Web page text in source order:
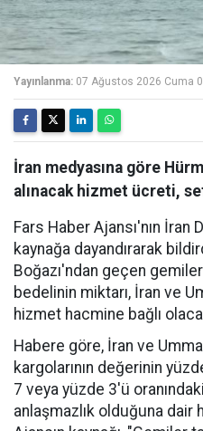
Yayınlanma: 07 Ağustos 2026 Cuma
İran medyasına göre
alınacak hizmet ücreti,
Fars Haber Ajansı'nın İran
kaynağa dayandırarak
Boğazı'ndan geçen
bedelinin miktarı, İran ve
hizmet hacmine bağlı
Habere göre, İran ve
kargolarının değerinin
7 veya yüzde 3'ü
anlaşmazlık olduğuna dair